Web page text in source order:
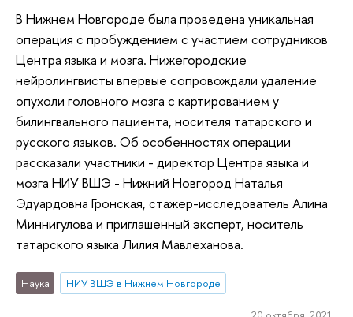
В Нижнем Новгороде была проведена уникальная
операция с пробуждением с участием сотрудников
Центра языка и мозга. Нижегородские
нейролингвисты впервые сопровождали удаление
опухоли головного мозга с картированием у
билингвального пациента, носителя татарского и
русского языков. Об особенностях операции
рассказали участники - директор Центра языка и
мозга НИУ ВШЭ - Нижний Новгород Наталья
Эдуардовна Гронская, стажер-исследователь Алина
Миннигулова и приглашенный эксперт, носитель
татарского языка Лилия Мавлеханова.
Наука НИУ ВШЭ в Нижнем Новгороде